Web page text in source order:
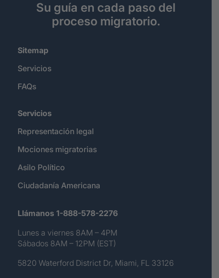
Su guía en cada paso del
proceso migratorio.
Sitemap
Servicios
FAQs
Servicios
Representación legal
Mociones migratorias
Asilo Político
Ciudadanía Americana
Llámanos 1-888-578-2276
Lunes a viernes 8AM – 4PM
Sábados 8AM – 12PM (EST)
5820 Waterford District Dr, Miami, FL 33126